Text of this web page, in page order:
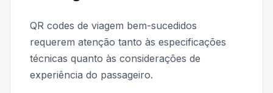
QR codes de viagem bem-sucedidos
requerem atenção tanto às especificações
técnicas quanto às considerações de
experiência do passageiro.